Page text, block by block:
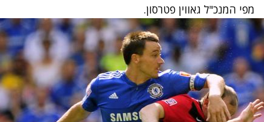
מפי המנכ"ל גאווין פטרסון.